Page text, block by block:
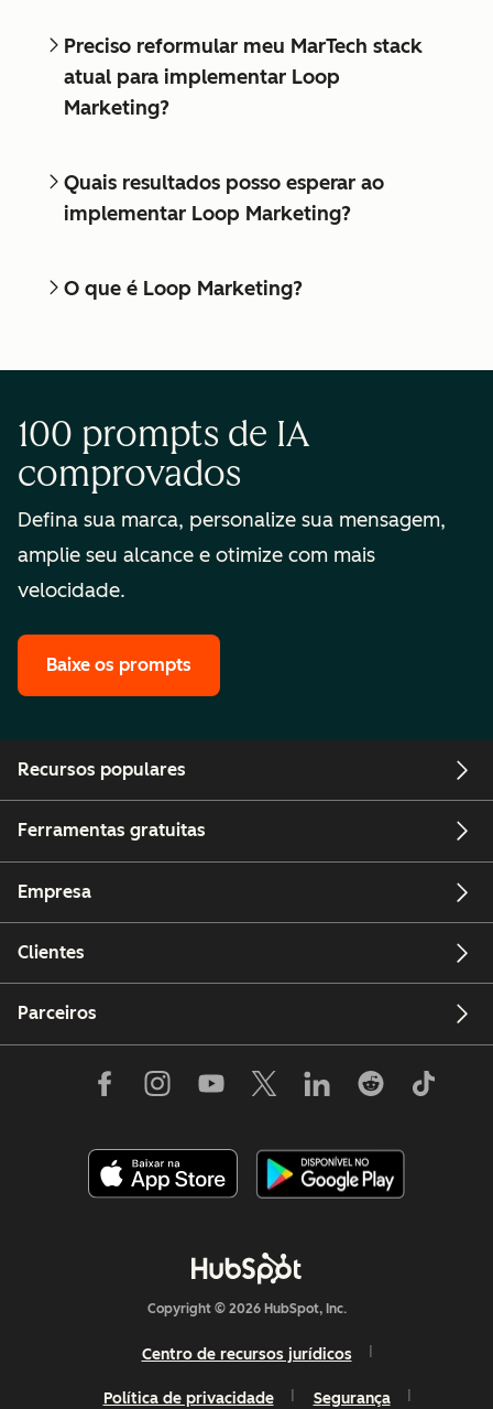
Preciso reformular meu MarTech stack
atual para implementar Loop
Marketing?
Quais resultados posso esperar ao
implementar Loop Marketing?
O que é Loop Marketing?
100 prompts de IA
comprovados
Defina sua marca, personalize sua mensagem,
amplie seu alcance e otimize com mais
velocidade.
Baixe os prompts
Recursos populares
Ferramentas gratuitas
Empresa
Clientes
Parceiros
Copyright © 2026 HubSpot, Inc.
Centro de recursos jurídicos
Política de privacidade Segurança